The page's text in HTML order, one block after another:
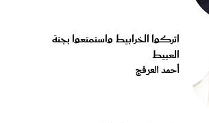
اتركوا الخرابيط واستمتعوا بجنة
العبيط
أحمد العرفج